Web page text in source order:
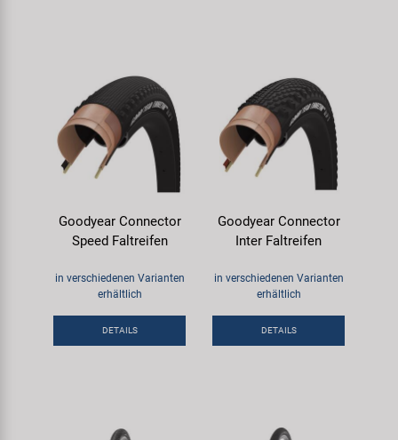
Goodyear Connector
Speed Faltreifen
in verschiedenen Varianten
erhältlich
DETAILS
Goodyear Connector
Inter Faltreifen
in verschiedenen Varianten
erhältlich
DETAILS